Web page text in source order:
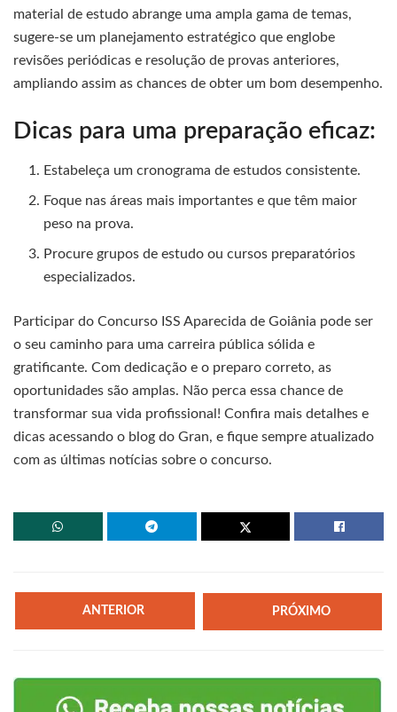
material de estudo abrange uma ampla gama de temas,
sugere-se um planejamento estratégico que englobe
revisões periódicas e resolução de provas anteriores,
ampliando assim as chances de obter um bom desempenho.
Dicas para uma preparação eficaz:
Estabeleça um cronograma de estudos consistente.
Foque nas áreas mais importantes e que têm maior
peso na prova.
Procure grupos de estudo ou cursos preparatórios
especializados.
Participar do Concurso ISS Aparecida de Goiânia pode ser
o seu caminho para uma carreira pública sólida e
gratificante. Com dedicação e o preparo correto, as
oportunidades são amplas. Não perca essa chance de
transformar sua vida profissional! Confira mais detalhes e
dicas acessando o blog do Gran, e fique sempre atualizado
com as últimas notícias sobre o concurso.
ANTERIOR PRÓXIMO